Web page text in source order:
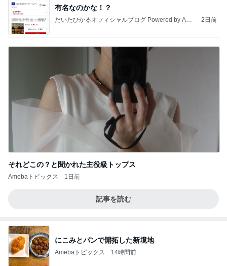
有名なのかな！？
だいたひかるオフィシャルブログ Powered by Ame
2日前
それどこの？と聞かれた主役級トップス
Amebaトピックス 1日前
記事を読む
にこみとパンで開拓した新境地
Amebaトピックス 14時間前